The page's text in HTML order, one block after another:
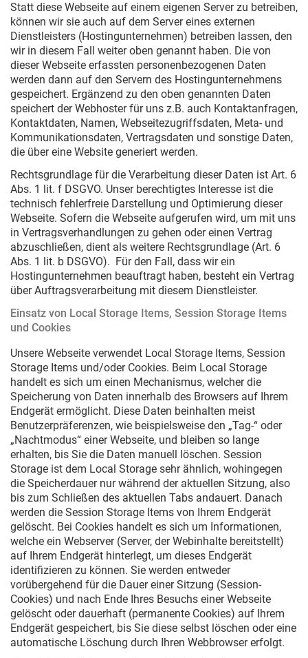
Statt diese Webseite auf einem eigenen Server zu betreiben,
können wir sie auch auf dem Server eines externen
Dienstleisters (Hostingunternehmen) betreiben lassen, den
wir in diesem Fall weiter oben genannt haben. Die von
dieser Webseite erfassten personenbezogenen Daten
werden dann auf den Servern des Hostingunternehmens
gespeichert. Ergänzend zu den oben genannten Daten
speichert der Webhoster für uns z.B. auch Kontaktanfragen,
Kontaktdaten, Namen, Webseitezugriffsdaten, Meta- und
Kommunikationsdaten, Vertragsdaten und sonstige Daten,
die über eine Website generiert werden.
Rechtsgrundlage für die Verarbeitung dieser Daten ist Art. 6
Abs. 1 lit. f DSGVO. Unser berechtigtes Interesse ist die
technisch fehlerfreie Darstellung und Optimierung dieser
Webseite. Sofern die Webseite aufgerufen wird, um mit uns
in Vertragsverhandlungen zu gehen oder einen Vertrag
abzuschließen, dient als weitere Rechtsgrundlage (Art. 6
Abs. 1 lit. b DSGVO). Für den Fall, dass wir ein
Hostingunternehmen beauftragt haben, besteht ein Vertrag
über Auftragsverarbeitung mit diesem Dienstleister.
Einsatz von Local Storage Items, Session Storage Items
und Cookies
Unsere Webseite verwendet Local Storage Items, Session
Storage Items und/oder Cookies. Beim Local Storage
handelt es sich um einen Mechanismus, welcher die
Speicherung von Daten innerhalb des Browsers auf Ihrem
Endgerät ermöglicht. Diese Daten beinhalten meist
Benutzerpräferenzen, wie beispielsweise den „Tag-“ oder
„Nachtmodus“ einer Webseite, und bleiben so lange
erhalten, bis Sie die Daten manuell löschen. Session
Storage ist dem Local Storage sehr ähnlich, wohingegen
die Speicherdauer nur während der aktuellen Sitzung, also
bis zum Schließen des aktuellen Tabs andauert. Danach
werden die Session Storage Items von Ihrem Endgerät
gelöscht. Bei Cookies handelt es sich um Informationen,
welche ein Webserver (Server, der Webinhalte bereitstellt)
auf Ihrem Endgerät hinterlegt, um dieses Endgerät
identifizieren zu können. Sie werden entweder
vorübergehend für die Dauer einer Sitzung (Session-
Cookies) und nach Ende Ihres Besuchs einer Webseite
gelöscht oder dauerhaft (permanente Cookies) auf Ihrem
Endgerät gespeichert, bis Sie diese selbst löschen oder eine
automatische Löschung durch Ihren Webbrowser erfolgt.